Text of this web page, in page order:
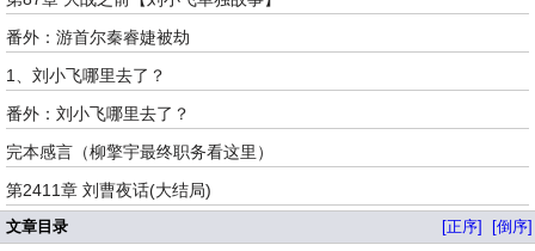
番外：游首尔秦睿婕被劫
1、刘小飞哪里去了？
番外：刘小飞哪里去了？
完本感言（柳擎宇最终职务看这里）
第2411章 刘曹夜话(大结局)
文章目录 [正序] [倒序]